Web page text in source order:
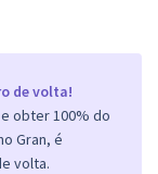
de volta!
obter 100% do
Gran, é
volta.